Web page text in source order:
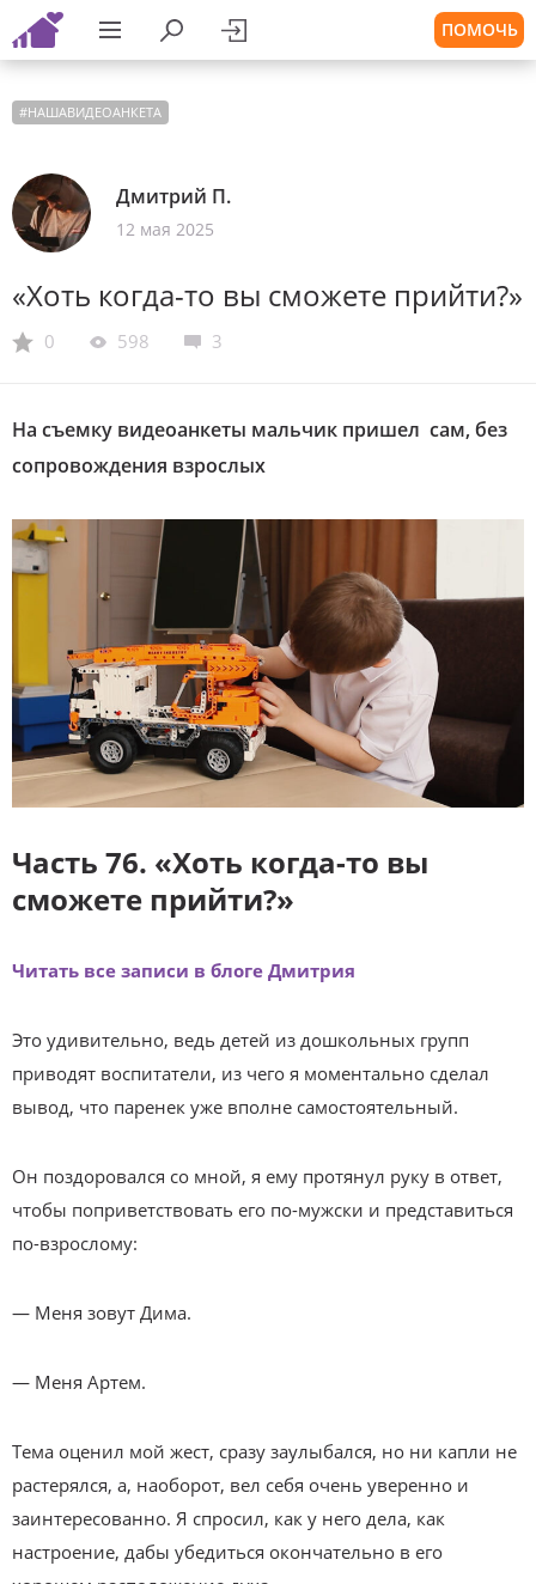
ПОМОЧЬ
#НАШАВИДЕОАНКЕТА
Дмитрий П.
12 мая 2025
«Хоть когда-то вы сможете прийти?»
0 598 3
На съемку видеоанкеты мальчик пришел сам, без
сопровождения взрослых
Часть 76. «Хоть когда-то вы
сможете прийти?»
Читать все записи в блоге Дмитрия
Это удивительно, ведь детей из дошкольных групп
приводят воспитатели, из чего я моментально сделал
вывод, что паренек уже вполне самостоятельный.
Он поздоровался со мной, я ему протянул руку в ответ,
чтобы поприветствовать его по-мужски и представиться
по-взрослому:
— Меня зовут Дима.
— Меня Артем.
Тема оценил мой жест, сразу заулыбался, но ни капли не
растерялся, а, наоборот, вел себя очень уверенно и
заинтересованно. Я спросил, как у него дела, как
настроение, дабы убедиться окончательно в его